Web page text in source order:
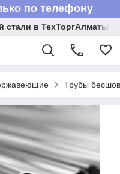
по телефону
стали в ТехТоргАлматы
Трубы